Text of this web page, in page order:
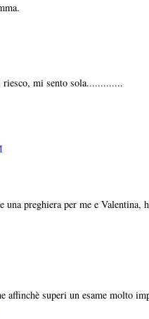
riesco, mi sento sola.............
una preghiera per me e
affinchè superi un esame molto